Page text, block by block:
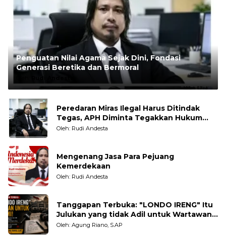
Penguatan Nilai Agama Sejak Dini, Fondasi
Generasi Beretika dan Bermoral
Rudi Andesta
Peredaran Miras Ilegal Harus Ditindak
Tegas, APH Diminta Tegakkan Hukum
Tanpa Pandang Bulu
Oleh: Rudi Andesta
Mengenang Jasa Para Pejuang
Kemerdekaan
Oleh: Rudi Andesta
Tanggapan Terbuka: "LONDO IRENG" Itu
Julukan yang tidak Adil untuk Wartawan,
Pengamat dan LSM
Oleh: Agung Riano, S.AP